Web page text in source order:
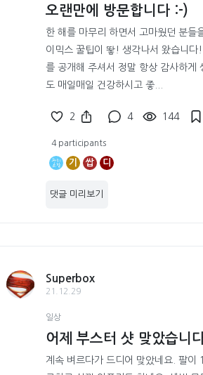
오랜만에 방문합니다 :-)
한 해를 마무리 하면서 고마웠던 분들
이믹스 꿀팁이 뙇! 생각나서 왔습니다
를 공개해 주셔서 정말 항상 감사하게
도 매일매일 건강하시고 좋...
2 4 144
4 participants
기 쌉 디
댓글 미리보기
Superbox
21.12.29
일상
어제 부스터 샷 맞았습니
계속 벼르다가 드디어 맞았네요. 팔이